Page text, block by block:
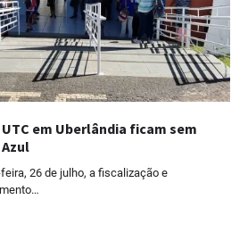
em Uberlândia ficam sem
26 de julho, a fiscalização e